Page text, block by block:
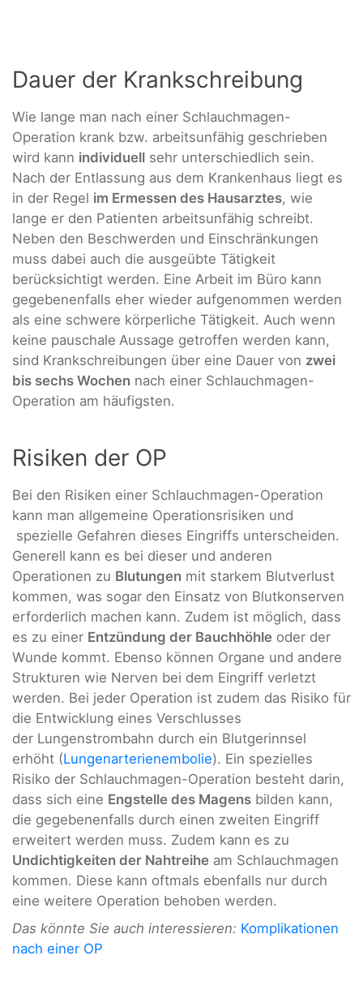
Dauer der Krankschreibung
Wie lange man nach einer Schlauchmagen-
Operation krank bzw. arbeitsunfähig geschrieben
wird kann individuell sehr unterschiedlich sein.
Nach der Entlassung aus dem Krankenhaus liegt es
in der Regel im Ermessen des Hausarztes, wie
lange er den Patienten arbeitsunfähig schreibt.
Neben den Beschwerden und Einschränkungen
muss dabei auch die ausgeübte Tätigkeit
berücksichtigt werden. Eine Arbeit im Büro kann
gegebenenfalls eher wieder aufgenommen werden
als eine schwere körperliche Tätigkeit. Auch wenn
keine pauschale Aussage getroffen werden kann,
sind Krankschreibungen über eine Dauer von zwei
bis sechs Wochen nach einer Schlauchmagen-
Operation am häufigsten.
Risiken der OP
Bei den Risiken einer Schlauchmagen-Operation
kann man allgemeine Operationsrisiken und
spezielle Gefahren dieses Eingriffs unterscheiden.
Generell kann es bei dieser und anderen
Operationen zu Blutungen mit starkem Blutverlust
kommen, was sogar den Einsatz von Blutkonserven
erforderlich machen kann. Zudem ist möglich, dass
es zu einer Entzündung der Bauchhöhle oder der
Wunde kommt. Ebenso können Organe und andere
Strukturen wie Nerven bei dem Eingriff verletzt
werden. Bei jeder Operation ist zudem das Risiko für
die Entwicklung eines Verschlusses
der Lungenstrombahn durch ein Blutgerinnsel
erhöht (Lungenarterienembolie). Ein spezielles
Risiko der Schlauchmagen-Operation besteht darin,
dass sich eine Engstelle des Magens bilden kann,
die gegebenenfalls durch einen zweiten Eingriff
erweitert werden muss. Zudem kann es zu
Undichtigkeiten der Nahtreihe am Schlauchmagen
kommen. Diese kann oftmals ebenfalls nur durch
eine weitere Operation behoben werden.
Das könnte Sie auch interessieren: Komplikationen
nach einer OP